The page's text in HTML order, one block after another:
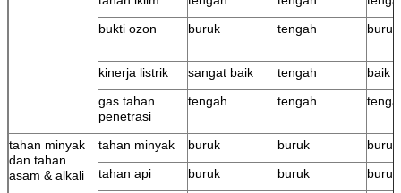
bukti ozon
buruk tengah buruk
kinerja listrik sangat baik tengah
baik
gas tahan
penetrasi
tengah tengah
tahan minyak
dan tahan
asam & alkali
tahan minyak buruk buruk
buruk
tahan api
buruk buruk
buruk